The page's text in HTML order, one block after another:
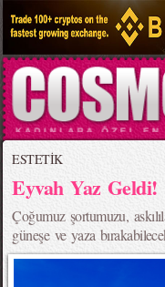
ESTETİK
Eyvah Yaz Geldi!
Çoğumuz şortumuzu,
güneşe ve yaza